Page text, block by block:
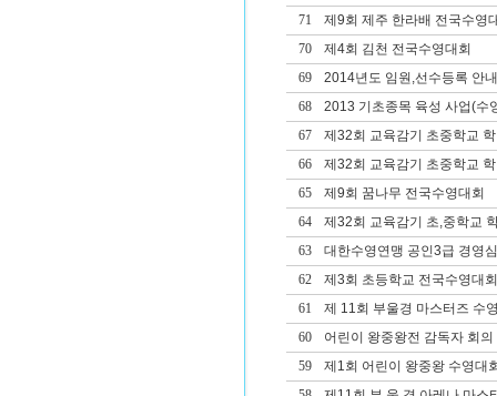
71
제9회 제주 한라배 전국수영
70
제4회 김천 전국수영대회
69
2014년도 임원,선수등록 안내
68
2013 기초종목 육성 사업(수
67
제32회 교육감기 초중학교
66
제32회 교육감기 초중학교
65
제9회 꿈나무 전국수영대회
64
제32회 교육감기 초,중학교
63
대한수영연맹 공인3급 경영
62
제3회 초등학교 전국수영대회
61
제 11회 부울경 마스터즈 수
60
어린이 왕중왕전 감독자 회의
59
제1회 어린이 왕중왕 수영대